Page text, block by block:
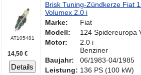
AT105481
14,50 €
Details
Brisk Tuning-Zündkerze Fiat
Volumex 2.0 i
Marke:
Fiat
Modell:
124 Spidereuropa
Motor:
2.0 i
Benziner
Baujahr:
06/1983-04/1985
Leistung: 136 PS (100 kW)